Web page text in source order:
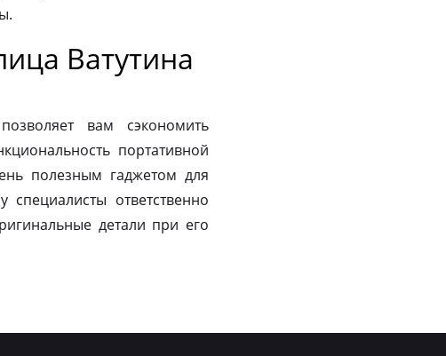
Ватутина
вам сэкономить
портативной
полезным гаджетом для
ответственно
детали при его